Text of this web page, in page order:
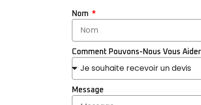
Nom
Comment Pouvons-Nous Vous
Message